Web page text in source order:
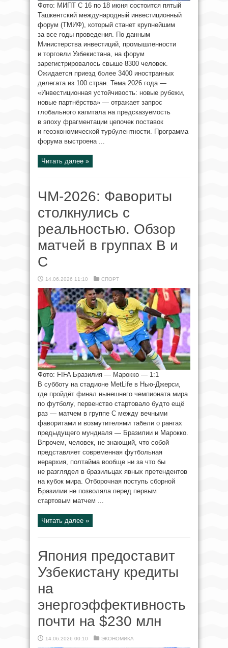
Фото: МИПТ С 16 по 18 июня состоится пятый
Ташкентский международный инвестиционный
форум (ТМИФ), который станет крупнейшим
за все годы проведения. По данным
Министерства инвестиций, промышленности
и торговли Узбекистана, на форум
зарегистрировалось свыше 8300 человек.
Ожидается приезд более 3400 иностранных
делегата из 100 стран. Тема 2026 года —
«Инвестиционная устойчивость: новые рубежи,
новые партнёрства» — отражает запрос
глобального капитала на предсказуемость
в эпоху фрагментации цепочек поставок
и геоэкономической турбулентности. Программа
форума выстроена ...
Читать далее »
ЧМ-2026: Фавориты
столкнулись с
реальностью. Обзор
матчей в группах B и
C
14.06.2026 11:10 СПОРТ
Фото: FIFA Бразилия — Марокко — 1:1
В субботу на стадионе MetLife в Нью-Джерси,
где пройдёт финал нынешнего чемпионата мира
по футболу, первенство стартовало будто ещё
раз — матчем в группе C между вечными
фаворитами и возмутителями табели о рангах
предыдущего мундиаля — Бразилии и Марокко.
Впрочем, человек, не знающий, что собой
представляет современная футбольная
иерархия, полтайма вообще ни за что бы
не разглядел в бразильцах явных претендентов
на кубок мира. Отборочная поступь сборной
Бразилии не позволяла перед первым
стартовым матчем ...
Читать далее »
Япония предоставит
Узбекистану кредиты
на
энергоэффективность
почти на $230 млн
14.06.2026 00:10 ЭКОНОМИКА